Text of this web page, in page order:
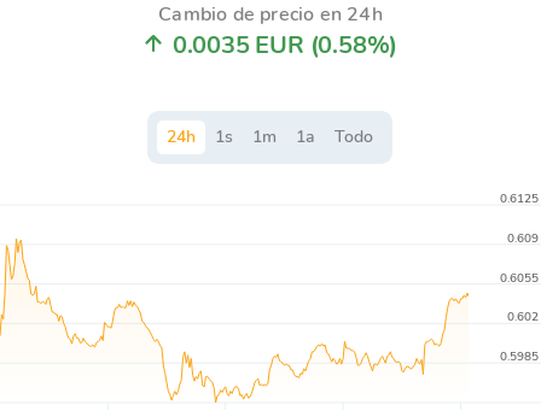
Cambio de precio en 24h
0.0035 EUR (0.58%)
24h 1s 1m 1a Todo
0.5985
0.602
0.6055
0.609
0.6125